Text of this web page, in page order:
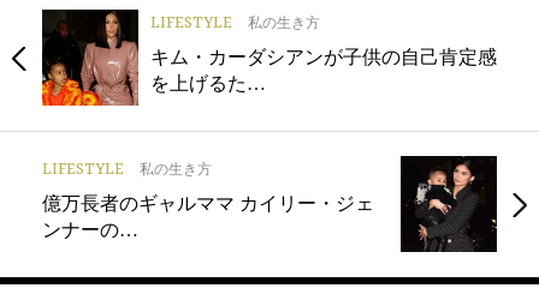
LIFESTYLE 私の生き方
キム・カーダシアンが子供の自己肯定感
を上げるた…
LIFESTYLE 私の生き方
億万長者のギャルママ カイリー・ジェ
ンナーの…